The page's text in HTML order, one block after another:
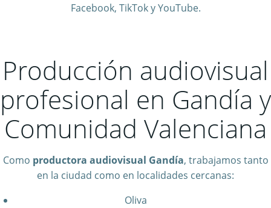
Facebook, TikTok y YouTube.
Producción audiovisual
profesional en Gandía y
Comunidad Valenciana
Como productora audiovisual Gandía, trabajamos tanto
en la ciudad como en localidades cercanas:
Oliva